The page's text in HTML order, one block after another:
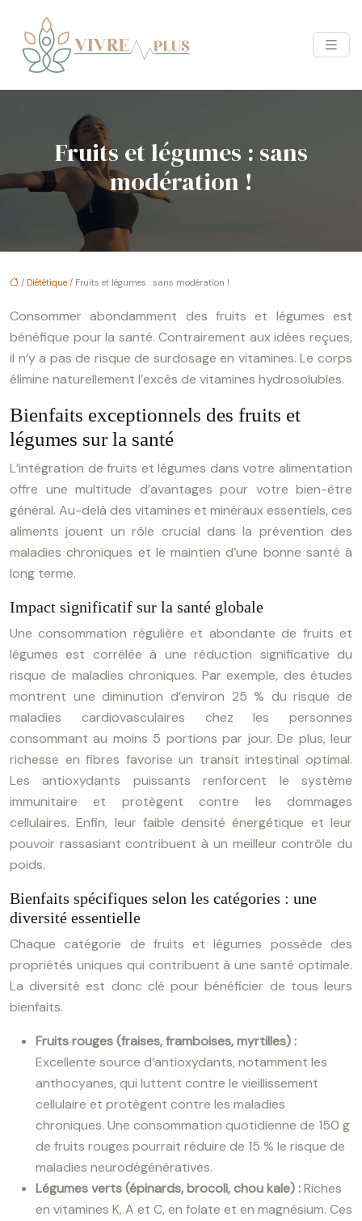
Fruits et légumes : sans
modération !
/ Diététique / Fruits et légumes : sans modération !
Consommer abondamment des fruits et légumes est
bénéfique pour la santé. Contrairement aux idées reçues,
il n’y a pas de risque de surdosage en vitamines. Le corps
élimine naturellement l’excès de vitamines hydrosolubles.
Bienfaits exceptionnels des fruits et
légumes sur la santé
L’intégration de fruits et légumes dans votre alimentation
offre une multitude d’avantages pour votre bien-être
général. Au-delà des vitamines et minéraux essentiels, ces
aliments jouent un rôle crucial dans la prévention des
maladies chroniques et le maintien d’une bonne santé à
long terme.
Impact significatif sur la santé globale
Une consommation régulière et abondante de fruits et
légumes est corrélée à une réduction significative du
risque de maladies chroniques. Par exemple, des études
montrent une diminution d’environ 25 % du risque de
maladies cardiovasculaires chez les personnes
consommant au moins 5 portions par jour. De plus, leur
richesse en fibres favorise un transit intestinal optimal.
Les antioxydants puissants renforcent le système
immunitaire et protègent contre les dommages
cellulaires. Enfin, leur faible densité énergétique et leur
pouvoir rassasiant contribuent à un meilleur contrôle du
poids.
Bienfaits spécifiques selon les catégories : une
diversité essentielle
Chaque catégorie de fruits et légumes possède des
propriétés uniques qui contribuent à une santé optimale.
La diversité est donc clé pour bénéficier de tous leurs
bienfaits.
Fruits rouges (fraises, framboises, myrtilles) :
Excellente source d’antioxydants, notamment les
anthocyanes, qui luttent contre le vieillissement
cellulaire et protègent contre les maladies
chroniques. Une consommation quotidienne de 150 g
de fruits rouges pourrait réduire de 15 % le risque de
maladies neurodégénératives.
Légumes verts (épinards, brocoli, chou kale) :Riches
en vitamines K, A et C, en folate et en magnésium. Ces